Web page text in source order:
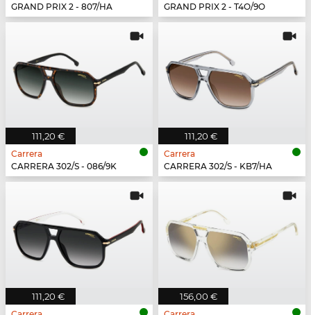
GRAND PRIX 2 - 807/HA
GRAND PRIX 2 - T4O/9O
111,20 €
Carrera
CARRERA 302/S - 086/9K
111,20 €
Carrera
CARRERA 302/S - KB7/HA
111,20 € 156,00 €